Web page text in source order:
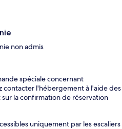
non admis
spéciale concernant
contacter l'hébergement à l'aide des
la confirmation de réservation
uniquement par les escaliers